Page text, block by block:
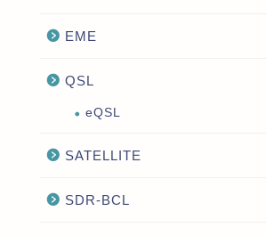
EME
QSL
eQSL
SATELLITE
SDR-BCL